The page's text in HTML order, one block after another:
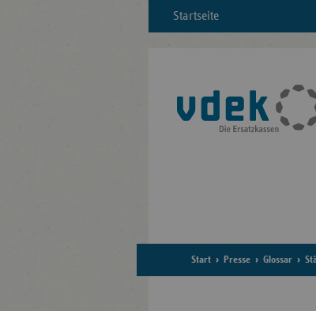
Startseite
Start Presse Glossar